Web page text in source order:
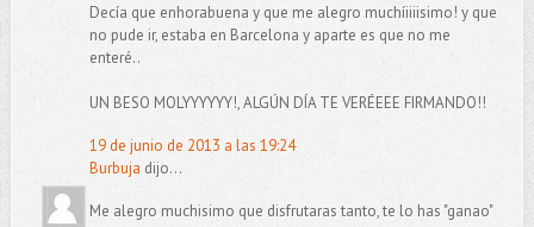
Decía que enhorabuena y que me alegro muchíiiiisimo! y que
no pude ir, estaba en Barcelona y aparte es que no me
enteré..
UN BESO MOLYYYYYY!, ALGÚN DÍA TE VERÉEEE FIRMANDO!!
19 de junio de 2013 a las 19:24
Burbuja dijo...
Me alegro muchisimo que disfrutaras tanto, te lo has "ganao"